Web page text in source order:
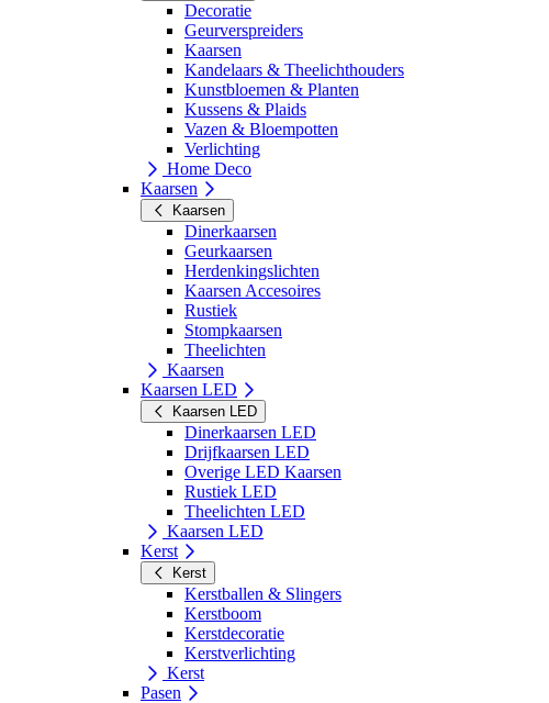
Decoratie
Geurverspreiders
Kaarsen
Kandelaars & Theelichthouders
Kunstbloemen & Planten
Kussens & Plaids
Vazen & Bloempotten
Verlichting
Home Deco
Kaarsen
Kaarsen
Dinerkaarsen
Geurkaarsen
Herdenkingslichten
Kaarsen Accesoires
Rustiek
Stompkaarsen
Theelichten
Kaarsen
Kaarsen LED
Kaarsen LED
Dinerkaarsen LED
Drijfkaarsen LED
Overige LED Kaarsen
Rustiek LED
Theelichten LED
Kaarsen LED
Kerst
Kerst
Kerstballen & Slingers
Kerstboom
Kerstdecoratie
Kerstverlichting
Kerst
Pasen